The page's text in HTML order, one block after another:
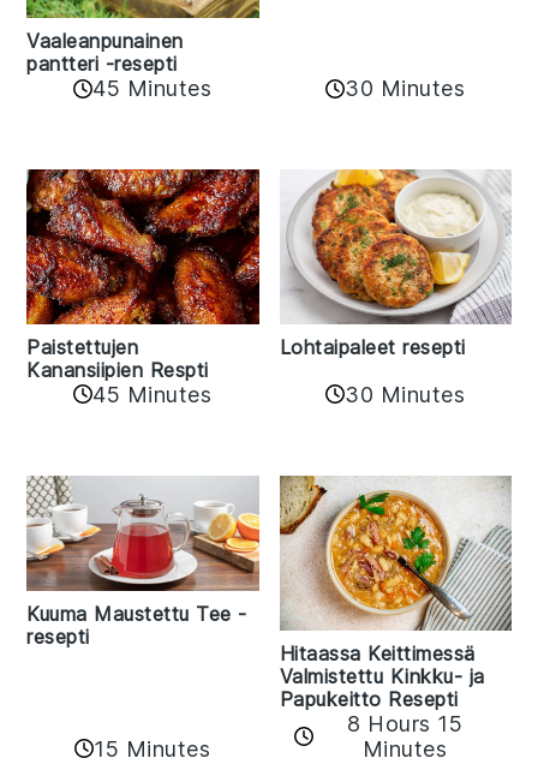
Vaaleanpunainen
pantteri -resepti
45 Minutes 30 Minutes
Paistettujen
Kanansiipien Respti
45 Minutes
Lohtaipaleet resepti
30 Minutes
Kuuma Maustettu Tee -
resepti
15 Minutes
Hitaassa Keittimessä
Valmistettu Kinkku- ja
Papukeitto Resepti
8 Hours 15
Minutes